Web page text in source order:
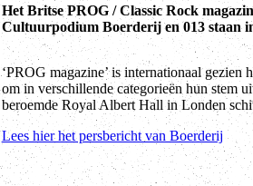
Het Britse PROG / Classic Rock
Cultuurpodium Boerderij en 013 staan
‘PROG magazine’ is internationaal
om in verschillende categorieën hun stem
beroemde Royal Albert Hall in Londen
Lees hier het persbericht van Boerderij